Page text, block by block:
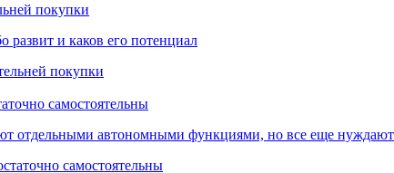
покупки
и каков его потенциал
самостоятельны
отдельными автономными функциями, но все еще